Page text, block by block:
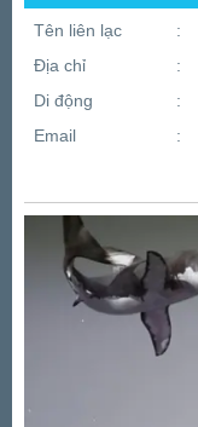
Tên liên lạc :
Địa chỉ
:
Di động
:
Email
: